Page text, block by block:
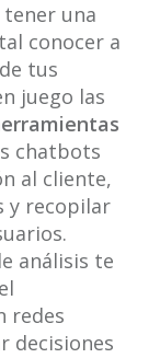
tener una
conocer a
tus
juego las
chatbots
al cliente,
y recopilar
análisis te
redes
decisiones